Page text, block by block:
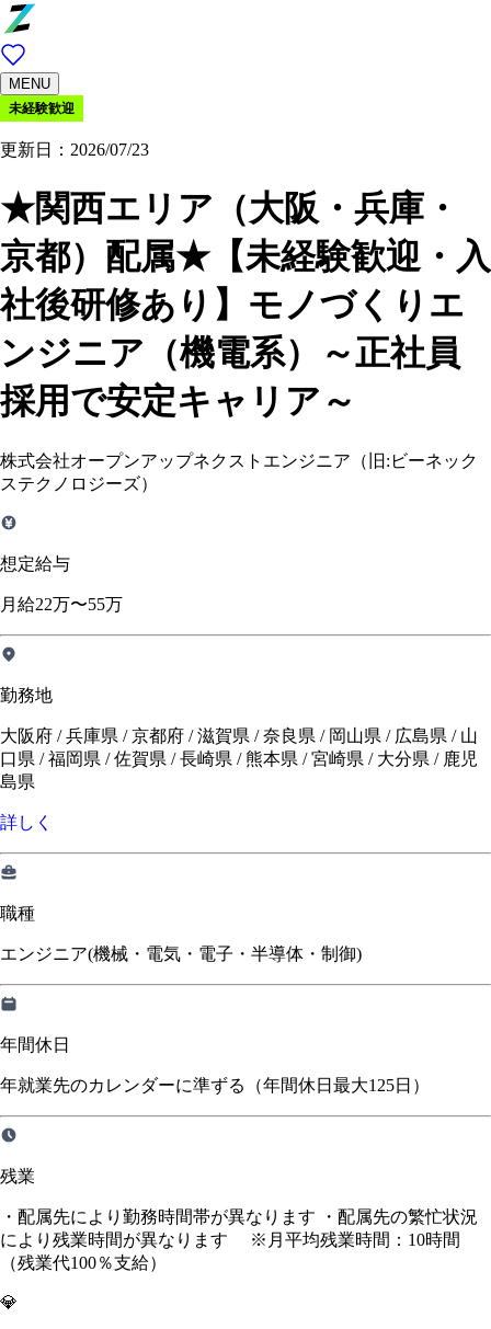
MENU
未経験歓迎
更新日：2026/07/23
★関西エリア（大阪・兵庫・
京都）配属★【未経験歓迎・入
社後研修あり】モノづくりエ
ンジニア（機電系）～正社員
採用で安定キャリア～
株式会社オープンアップネクストエンジニア（旧:ビーネック
ステクノロジーズ）
想定給与
月給22万〜55万
勤務地
大阪府 / 兵庫県 / 京都府 / 滋賀県 / 奈良県 / 岡山県 / 広島県 / 山
口県 / 福岡県 / 佐賀県 / 長崎県 / 熊本県 / 宮崎県 / 大分県 / 鹿児
島県
詳しく
職種
エンジニア(機械・電気・電子・半導体・制御)
年間休日
年就業先のカレンダーに準ずる（年間休日最大125日）
残業
・配属先により勤務時間帯が異なります ・配属先の繁忙状況
により残業時間が異なります ※月平均残業時間：10時間
（残業代100％支給）
💎